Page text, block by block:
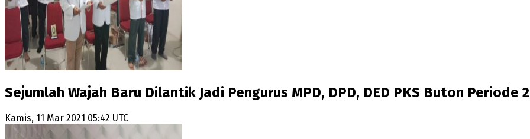
Sejumlah Wajah Baru Dilantik Jadi Pengurus MPD, DPD, DED PKS Buton Periode
Kamis, 11 Mar 2021 05:42 UTC